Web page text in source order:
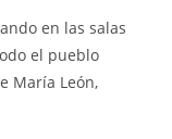
en las salas
el pueblo
María León,